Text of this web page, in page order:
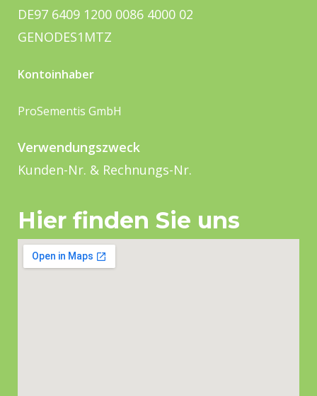
DE97 6409 1200 0086 4000 02
GENODES1MTZ
Kontoinhaber
ProSementis GmbH
Verwendungszweck
Kunden-Nr. & Rechnungs-Nr.
Hier finden Sie uns